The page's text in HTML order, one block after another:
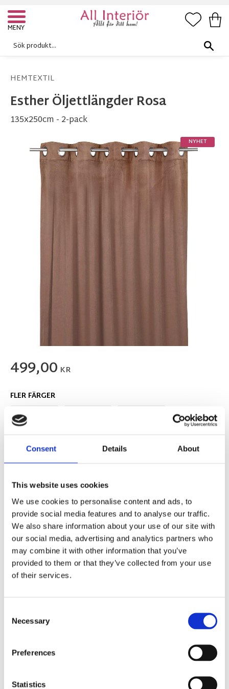
Consent Details About
This website uses cookies
We use cookies to personalise content and ads, to
provide social media features and to analyse our traffic.
We also share information about your use of our site with
our social media, advertising and analytics partners who
may combine it with other information that you’ve
provided to them or that they’ve collected from your use
of their services.
Selection
Necessary
Preferences
Statistics
Meny
HEMTEXTIL
Esther Öljettlängder Rosa
135x250cm - 2-pack
NYHET
499,00 KR
FLER FÄRGER
st
Lagerstatus 3 st i lager Artikelnr 240147-888-30
Tillverkare
Fondaco
Fri frakt över 995kr
Snabba leveranser
Enkel betalning med Klarna
En sammetsgardin i en fin rosa färg med en lätt
glansig yta som ger den ett tidlöst och
naturligt, formas av tygets tyngd och karaktär.